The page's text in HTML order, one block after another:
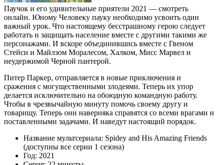
Паучок и его удивительные приятели 2021 — смотреть
онлайн. Юному Человеку пауку необходимо усвоить один
важный урок. Что настоящему бесстрашному герою следует
работать и защищать население вместе с другими такими же
персонажами. И вскоре объединившись вместе с Гвеном
Стейси и Майлзом Моралесом, Халком, Мисс Марвел и
неудержимой Черной пантерой.
Питер Паркер, отправляется в новые приключения и
сражения с могущественными злодеями. Теперь их упор
делается исключительно на обоюдную командную работу.
Чтобы в чрезвычайную минуту помочь своему другу и
товарищу. Теперь они наверняка справятся со всеми врагами и
поставленными задачами. И наведут настоящий порядок.
Название мультсериала: Spidey and His Amazing Friends
(доступны все серии 1 сезона)
Год: 2021